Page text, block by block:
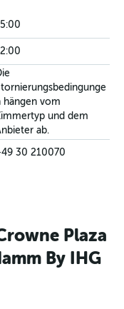
hängen vom
und dem
ab.
30 210070
Plaza
By IHG